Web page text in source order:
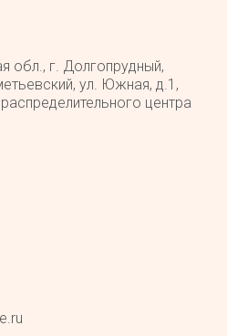
обл., г. Долгопрудный,
ул. Южная, д.1,
центра